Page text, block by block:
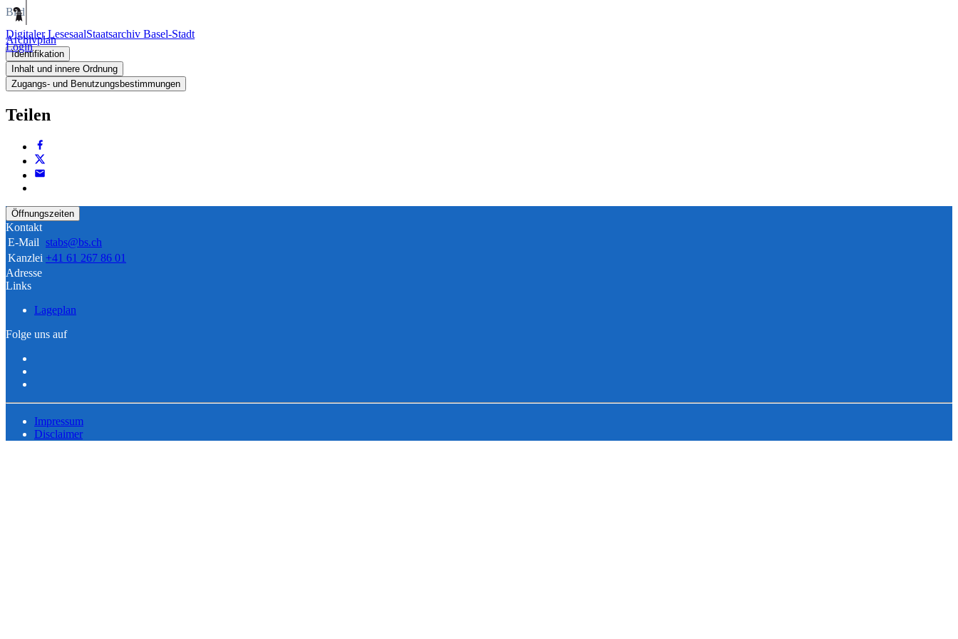
Digitaler LesesaalStaatsarchiv Basel-Stadt
Login
Bild
Archivplan
Identifikation
Inhalt und innere Ordnung
Zugangs- und Benutzungsbestimmungen
Teilen
Öffnungszeiten
Kontakt
E-Mail stabs@bs.ch
Kanzlei +41 61 267 86 01
Adresse
Links
Lageplan
Folge uns auf
Impressum
Disclaimer